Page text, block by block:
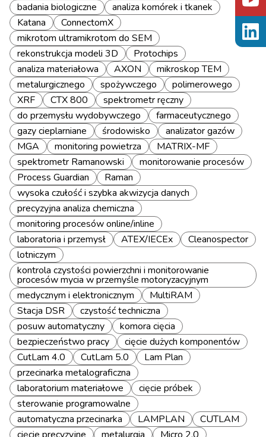
badania biologiczne
analiza komórek i tkanek
Katana
ConnectomX
mikrotom ultramikrotom do SEM
rekonstrukcja modeli 3D
Protochips
analiza materiałowa
AXON
mikroskop TEM
metalurgicznego
spożywczego
polimerowego
XRF
CTX 800
spektrometr ręczny
do przemysłu wydobywczego
farmaceutycznego
gazy cieplarniane
środowisko
analizator gazów
MGA
monitoring powietrza
MATRIX-MF
spektrometr Ramanowski
monitorowanie procesów
Process Guardian
Raman
wysoka czułość i szybka akwizycja danych
precyzyjna analiza chemiczna
monitoring procesów online/inline
laboratoria i przemysł
ATEX/IECEx
Cleanospector
lotniczym
kontrola czystości powierzchni i monitorowanie
procesów mycia w przemyśle motoryzacyjnym
medycznym i elektronicznym
MultiRAM
Stacja DSR
czystość techniczna
posuw automatyczny
komora cięcia
bezpieczeństwo pracy
cięcie dużych komponentów
CutLam 4.0
CutLam 5.0
Lam Plan
przecinarka metalograficzna
laboratorium materiałowe
cięcie próbek
sterowanie programowalne
automatyczna przecinarka
LAMPLAN
CUTLAM